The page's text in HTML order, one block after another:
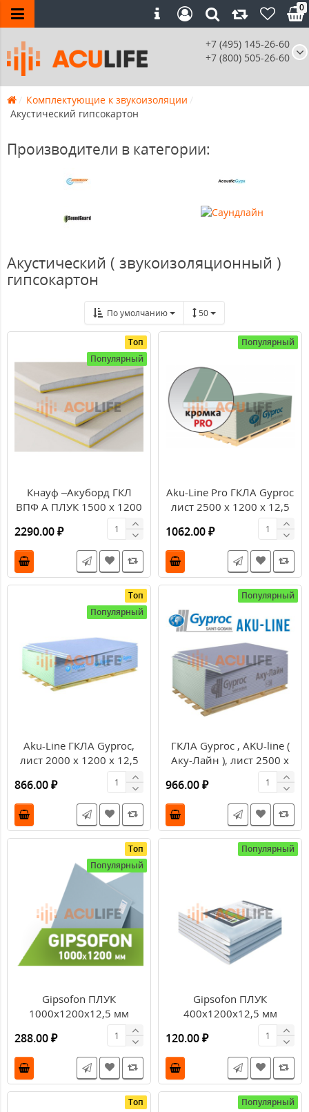
+7 (495) 145-26-60
+7 (800) 505-26-60
0
Комплектующие к звукоизоляции
Акустический гипсокартон
Производители в категории:
Акустический ( звукоизоляционный )
гипсокартон
По умолчанию 50
Топ
Популярный
Кнауф –Акуборд ГКЛ
ВПФ А ПЛУК 1500 х 1200
х 20 (1,8 м2/лист)
2290.00 ₽
Популярный
Aku-Line Pro ГКЛА Gyproc
лист 2500 х 1200 х 12,5
мм (3м2/лист)
1062.00 ₽
Топ
Популярный
Aku-Line ГКЛА Gyproc,
лист 2000 х 1200 х 12,5
866.00 ₽
Популярный
ГКЛА Gyproc , AKU-line (
Aку-Лайн ), лист 2500 х
1200 х 12,5 мм
966.00 ₽
Топ
Популярный
Gipsofon ПЛУК
1000х1200х12,5 мм
288.00 ₽
Популярный
Gipsofon ПЛУК
400х1200х12,5 мм
120.00 ₽
Топ
Популярный